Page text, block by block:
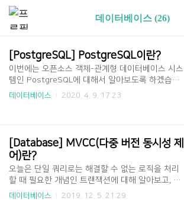
데이터베이스 (26)
[PostgreSQL] PostgreSQL이란?
이번에는 오픈소스 객체-관계형 데이터베이스 시스
템인 PostgreSQL에 대해서 알아보도록 하겠습니
다. 1. PostgreSQL이란? [ PostgreSQL이란? ] P
들을 제공한다.약 20여년의 오랜 역사를 갖는 Post
greSQL은 다른 관계형 데이터베이스 시스템과 달
리 연산자, 복합 자료형, 집계 함수, 자료형 변환자,
확장 기능 등 다양한 데이터베이스 객체를 사용자가
임의로 만들 수 있는 기능을 제공함으로써 마치 새
로운 하나의 프로그래밍 언어처럼 무한한 기능을 손
데이터베이스 2020. 4. 9. 17:23
[Database] MVCC(다중 버전 동시성 제
어)란?
오늘은 단일 쿼리로는 해결할 수 없는 로직을 처리
할 때 필요한 개념인 트랜잭션에 대해 알아보고, Sp
ring에서 어떻게 활용하는지 확인해보도록 하겠습
데이터베이스 2019. 12. 5. 21:29